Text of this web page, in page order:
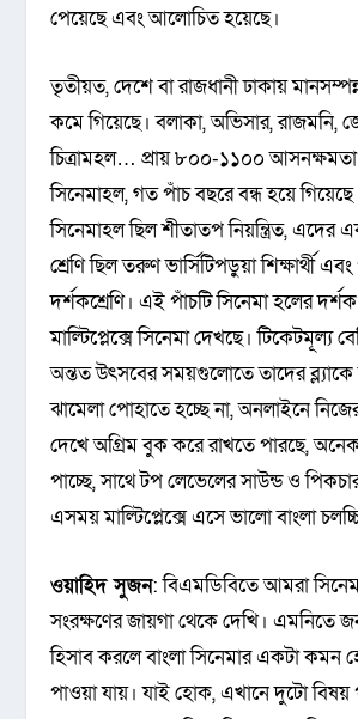
পেয়েছে এবং আলোচিত হয়েছে।
তৃতীয়ত, দেশে বা রাজধানী ঢাকায়
কমে গিয়েছে। বলাকা, অভিসার, রাজমনি,
চিত্রামহল… প্রায় ৮০০-১১০০ আসনক্ষমতা
সিনেমাহল, গত পাঁচ বছরে বন্ধ হয়ে
সিনেমাহল ছিল শীতাতপ নিয়ন্ত্রিত, এদের
শ্রেণি ছিল তরুণ ভার্সিটিপড়ুয়া শিক্ষার্থী
দর্শকশ্রেণি। এই পাঁচটি সিনেমা হলের
মাল্টিপ্লেক্সে সিনেমা দেখছে। টিকেটমূল্য
অন্তত উৎসবের সময়গুলোতে তাদের ব্ল্যাকে
ঝামেলা পোহাতে হচ্ছে না, অনলাইনে
দেখে অগ্রিম বুক করে রাখতে পারছে,
পাচ্ছে, সাথে টপ লেভেলের সাউন্ড ও
এসময় মাল্টিপ্লেক্সে এসে ভালো বাংলা
ওয়াহিদ সুজন: বিএমডিবিতে আমরা
সংরক্ষণের জায়গা থেকে দেখি। এমনিতে
হিসাব করলে বাংলা সিনেমার একটা কমন
পাওয়া যায়। যাই হোক, এখানে দুটো বিষয়